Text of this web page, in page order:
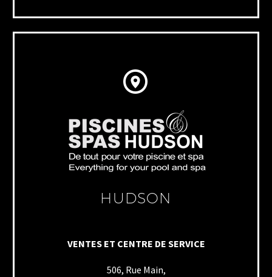


HUDSON
VENTES ET CENTRE DE SERVICE
506, Rue Main,